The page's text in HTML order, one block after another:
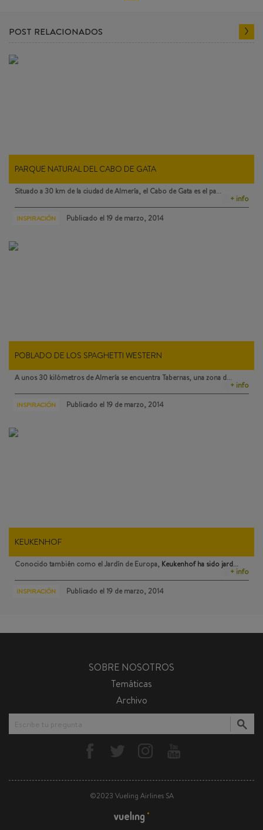
POST RELACIONADOS
PARQUE NATURAL DEL CABO DE GATA
Situado a 30 km de la ciudad de Almería, el Cabo de Gata es el pa…
+ info
INSPIRACIÓN Publicado el 19 de marzo, 2014
POBLADO DE LOS SPAGHETTI WESTERN
A unos 30 kilómetros de Almería se encuentra Tabernas, una zona d…
+ info
INSPIRACIÓN Publicado el 19 de marzo, 2014
KEUKENHOF
Conocido también como el Jardín de Europa, Keukenhofha sido jard…
+ info
INSPIRACIÓN Publicado el 19 de marzo, 2014
SOBRE NOSOTROS
Temáticas
Archivo
Escribe tu pregunta
©2023 Vueling Airlines SA